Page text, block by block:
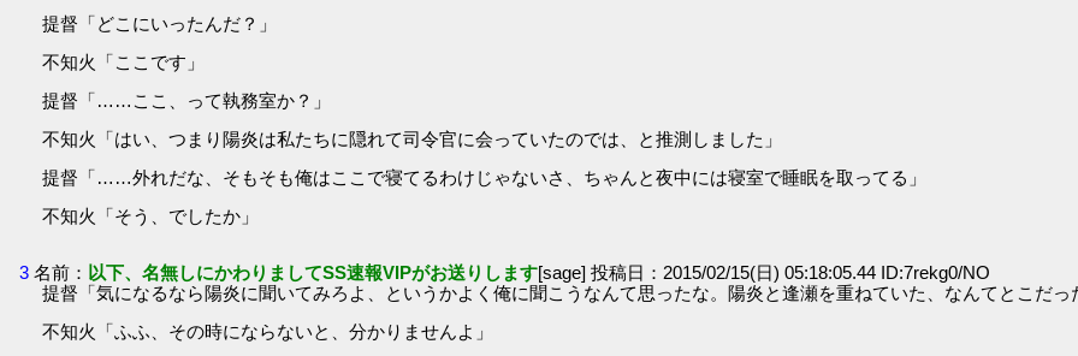
提督「どこにいったんだ？」
不知火「ここです」
提督「……ここ、って執務室か？」
不知火「はい、つまり陽炎は私たちに隠れて司令官に会っていたのでは、と推測しました」
提督「……外れだな、そもそも俺はここで寝てるわけじゃないさ、ちゃんと夜中には寝室で睡眠を取ってる」
不知火「そう、でしたか」
3 名前： 以下、名無しにかわりましてSS速報VIPがお送りします[sage] 投稿日：2015/02/15(日) 05:18:05.44 ID:7rekg0/NO
提督「気になるなら陽炎に聞いてみろよ、というかよく俺に聞こうなんて思ったな。陽炎と逢瀬を重ねていた、なんてとこだ
不知火「ふふ、その時にならないと、分かりませんよ」